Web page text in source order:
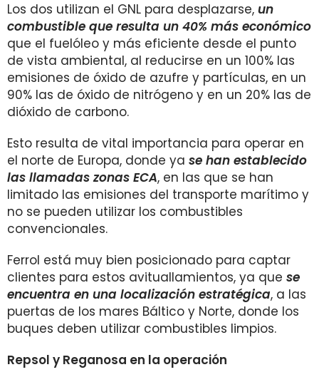
Los dos utilizan el GNL para desplazarse, un
combustible que resulta un 40% más económico
que el fuelóleo y más eficiente desde el punto
de vista ambiental, al reducirse en un 100% las
emisiones de óxido de azufre y partículas, en un
90% las de óxido de nitrógeno y en un 20% las de
dióxido de carbono.
Esto resulta de vital importancia para operar en
el norte de Europa, donde ya se han establecido
las llamadas zonas ECA, en las que se han
limitado las emisiones del transporte marítimo y
no se pueden utilizar los combustibles
convencionales.
Ferrol está muy bien posicionado para captar
clientes para estos avituallamientos, ya que se
encuentra en una localización estratégica, a las
puertas de los mares Báltico y Norte, donde los
buques deben utilizar combustibles limpios.
Repsol y Reganosa en la operación